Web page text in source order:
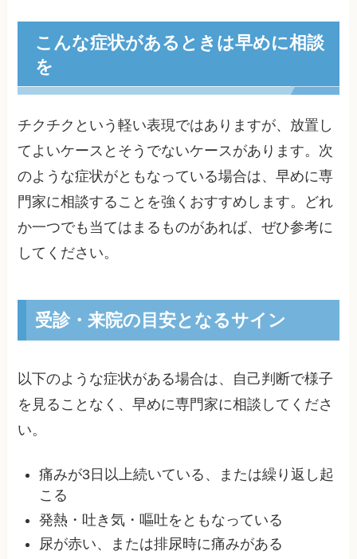
こんな症状があるときは早めに相談
を
チクチクという軽い表現ではありますが、放置し
てよいケースとそうでないケースがあります。次
のような症状がともなっている場合は、早めに専
門家に相談することを強くおすすめします。どれ
か一つでも当てはまるものがあれば、ぜひ参考に
してください。
受診・来院の目安となるサイン
以下のような症状がある場合は、自己判断で様子
を見ることなく、早めに専門家に相談してくださ
い。
痛みが3日以上続いている、または繰り返し起
こる
発熱・吐き気・嘔吐をともなっている
尿が赤い、または排尿時に痛みがある